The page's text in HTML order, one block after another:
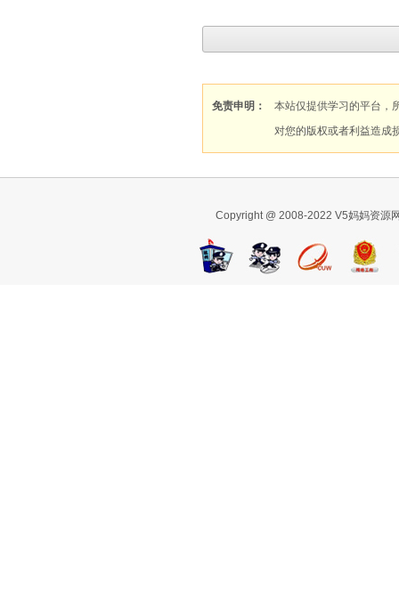
免责申明：
本站仅提供学习的平台，
对您的版权或者利益造成
Copyright @ 2008-2022 V5妈妈资源